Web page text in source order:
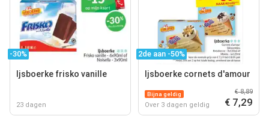
-30%
Ijsboerke frisko vanille
23 dagen
2de aan -50%
Ijsboerke cornets d'amour
Bijna geldig
Over 3 dagen geldig
€ 8,89
€ 7,29